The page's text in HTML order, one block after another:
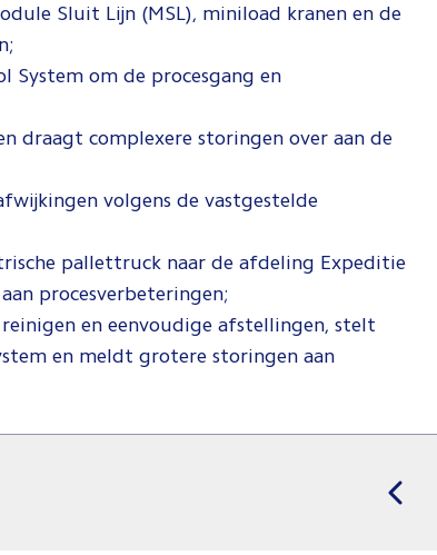
Sluit Lijn (MSL), miniload kranen en de
System om de procesgang en
draagt complexere storingen over aan de
volgens de vastgestelde
pallettruck naar de afdeling Expeditie
procesverbeteringen;
en eenvoudige afstellingen, stelt
en meldt grotere storingen aan